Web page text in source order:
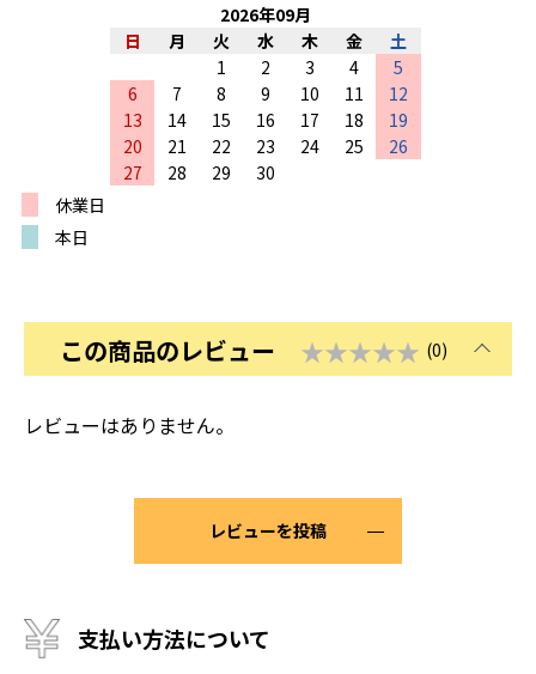
2026年09月
日
月 火 水 木 金
土
1
2 3 4
5
6
7 8 9 10 11
12
13
14 15 16 17 18
19
20
21 22 23 24 25
26
27
28 29
30
休業日
本日
この商品のレビュー ★★★★★ (0)
レビューはありません。
レビューを投稿
支払い方法について